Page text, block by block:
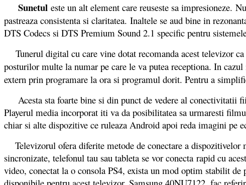
Sunetul este un alt element care reuseste sa impresioneze.
pastreaza consistenta si claritatea. Inaltele se aud bine in
DTS Codecs si DTS Premium Sound 2.1 specific pentru
Tunerul digital cu care vine dotat recomanda acest televizor
posturilor multe la numar pe care le va putea receptiona. In
extern prin programare la ora si programul dorit. Pentru a
Acesta sta foarte bine si din punct de vedere al conectivitatii
Playerul media incorporat iti va da posibilitatea sa urmaresti
chiar si alte dispozitive ce ruleaza Android apoi reda imagini pe
Televizorul ofera diferite metode de conectare a
sincronizate, telefonul tau sau tableta se vor conecta rapid cu
video, conectat la o consola PS4, exista un mod optim stabilit